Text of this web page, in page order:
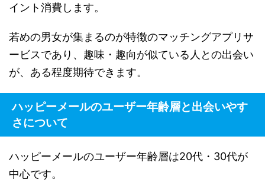
イント消費します。
若めの男女が集まるのが特徴のマッチングアプリサ
ービスであり、趣味・趣向が似ている人との出会い
が、ある程度期待できます。
ハッピーメールのユーザー年齢層と出会いやす
さについて
ハッピーメールのユーザー年齢層は20代・30代が
中心です。